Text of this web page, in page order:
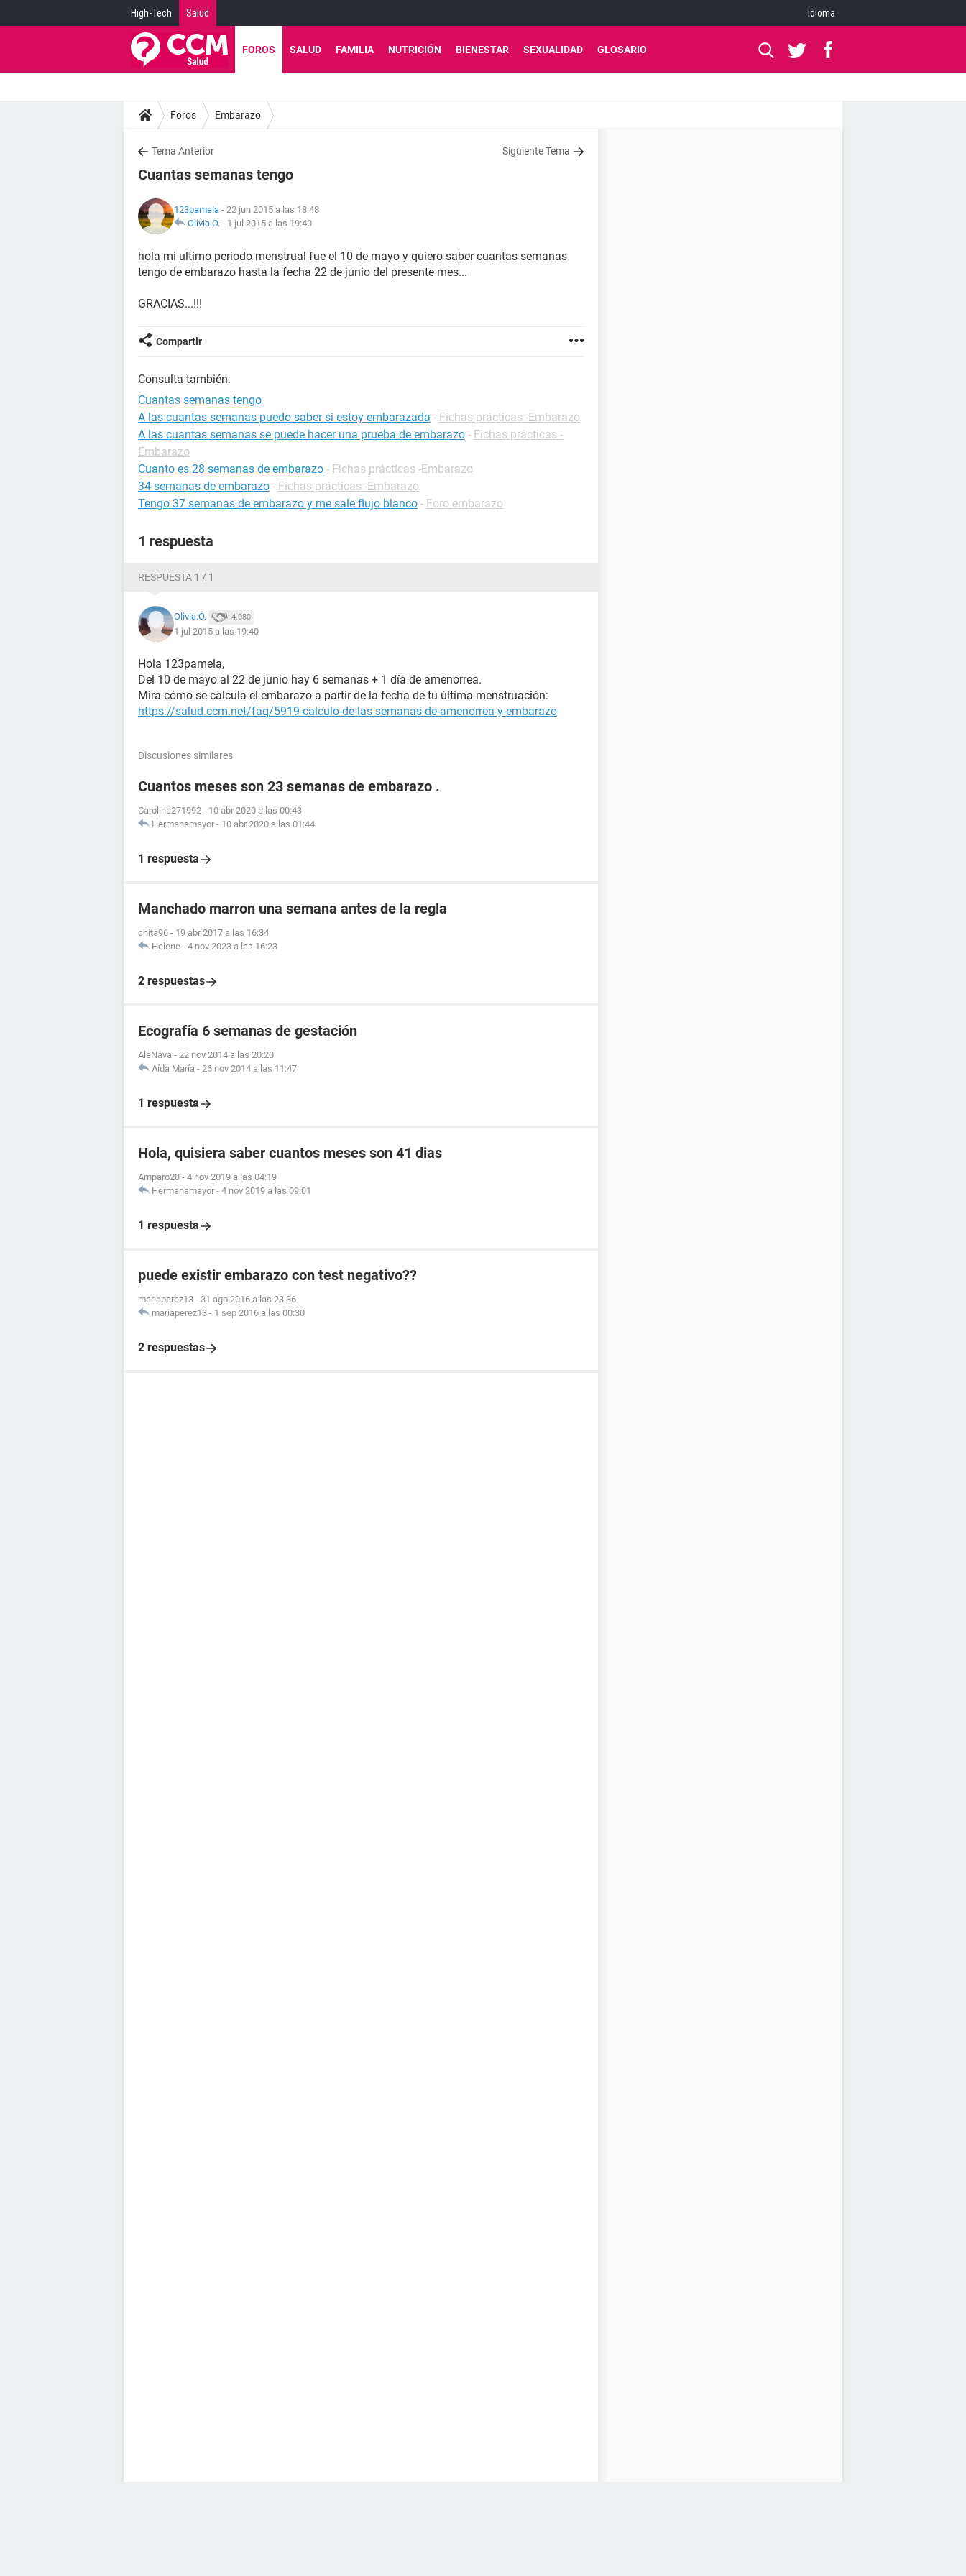
High-Tech Salud Idioma
FOROS SALUD FAMILIA NUTRICIÓN BIENESTAR SEXUALIDAD GLOSARIO
Foros Embarazo
Tema Anterior Siguiente Tema
Cuantas semanas tengo
123pamela - 22 jun 2015 a las 18:48
Olivia.O. - 1 jul 2015 a las 19:40
hola mi ultimo periodo menstrual fue el 10 de mayo y quiero saber cuantas semanas
tengo de embarazo hasta la fecha 22 de junio del presente mes...
GRACIAS...!!!
Compartir
Consulta también:
Cuantas semanas tengo
A las cuantas semanas puedo saber si estoy embarazada - Fichas prácticas -Embarazo
A las cuantas semanas se puede hacer una prueba de embarazo - Fichas prácticas -
Embarazo
Cuanto es 28 semanas de embarazo - Fichas prácticas -Embarazo
34 semanas de embarazo - Fichas prácticas -Embarazo
Tengo 37 semanas de embarazo y me sale flujo blanco - Foro embarazo
1 respuesta
RESPUESTA 1 / 1
Olivia.O. 4.080
1 jul 2015 a las 19:40
Hola 123pamela,
Del 10 de mayo al 22 de junio hay 6 semanas + 1 día de amenorrea.
Mira cómo se calcula el embarazo a partir de la fecha de tu última menstruación:
https://salud.ccm.net/faq/5919-calculo-de-las-semanas-de-amenorrea-y-embarazo
Discusiones similares
Cuantos meses son 23 semanas de embarazo .
Carolina271992 - 10 abr 2020 a las 00:43
Hermanamayor - 10 abr 2020 a las 01:44
1 respuesta
Manchado marron una semana antes de la regla
chita96 - 19 abr 2017 a las 16:34
Helene - 4 nov 2023 a las 16:23
2 respuestas
Ecografía 6 semanas de gestación
AleNava - 22 nov 2014 a las 20:20
Aída María - 26 nov 2014 a las 11:47
1 respuesta
Hola, quisiera saber cuantos meses son 41 dias
Amparo28 - 4 nov 2019 a las 04:19
Hermanamayor - 4 nov 2019 a las 09:01
1 respuesta
puede existir embarazo con test negativo??
mariaperez13 - 31 ago 2016 a las 23:36
mariaperez13 - 1 sep 2016 a las 00:30
2 respuestas